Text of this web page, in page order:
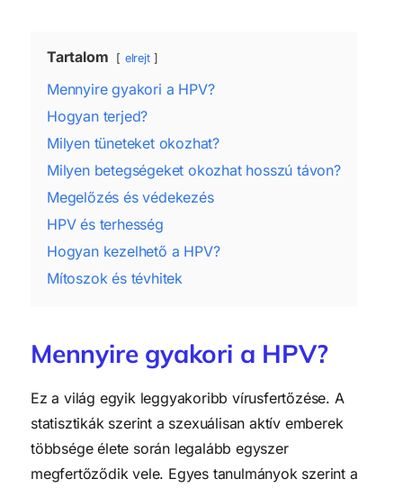
Tartalom elrejt
Mennyire gyakori a HPV?
Hogyan terjed?
Milyen tüneteket okozhat?
Milyen betegségeket okozhat hosszú távon?
Megelőzés és védekezés
HPV és terhesség
Hogyan kezelhető a HPV?
Mítoszok és tévhitek
Mennyire gyakori a HPV?
Ez a világ egyik leggyakoribb vírusfertőzése. A
statisztikák szerint a szexuálisan aktív emberek
többsége élete során legalább egyszer
megfertőződik vele. Egyes tanulmányok szerint a